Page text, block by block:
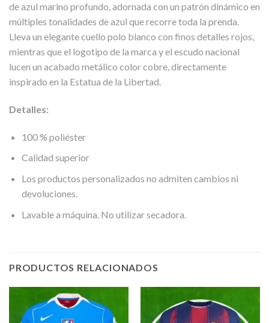
de azul marino profundo, adornada con un patrón dinámico en
múltiples tonalidades de azul que recorre toda la prenda.
Lleva un elegante cuello polo blanco con finos detalles rojos,
mientras que el logotipo de la marca y el escudo nacional
lucen un acabado metálico color cobre, directamente
inspirado en la Estatua de la Libertad.
Detalles:
100 % poliéster
Calidad superior
Los productos personalizados no admiten cambios ni
devoluciones.
Lavable a máquina. No utilizar secadora.
PRODUCTOS RELACIONADOS